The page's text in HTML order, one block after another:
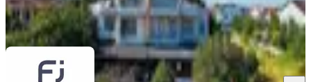
FIRST INVEST GAYRİMENKUL Salim Erçıkan
Ara